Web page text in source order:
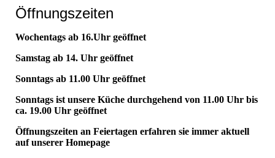
Öffnungszeiten
Wochentags ab 16.Uhr geöffnet
Samstag ab 14. Uhr geöffnet
Sonntags ab 11.00 Uhr geöffnet
Sonntags ist unsere Küche durchgehend von 11.00 Uhr bis
ca. 19.00 Uhr geöffnet
Öffnungszeiten an Feiertagen erfahren sie immer aktuell
auf unserer Homepage